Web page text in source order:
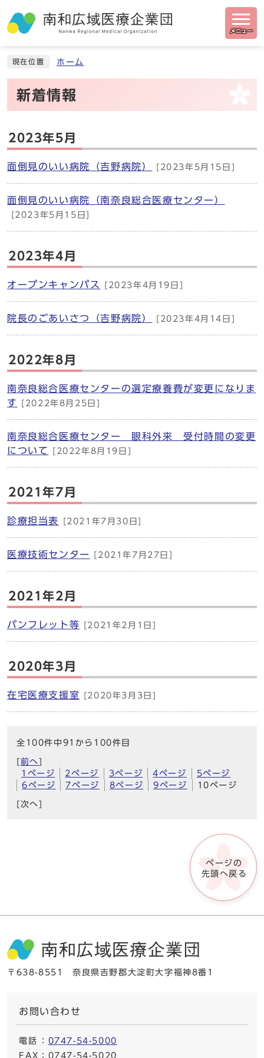
メニュー
現在位置 ホーム
新着情報
2023年5月
面倒見のいい病院（吉野病院） [2023年5月15日]
面倒見のいい病院（南奈良総合医療センター）
[2023年5月15日]
2023年4月
オープンキャンパス [2023年4月19日]
院長のごあいさつ（吉野病院） [2023年4月14日]
2022年8月
南奈良総合医療センターの選定療養費が変更になりま
す
[2022年8月25日]
南奈良総合医療センター 眼科外来 受付時間の変更
について
[2022年8月19日]
2021年7月
診療担当表 [2021年7月30日]
医療技術センター [2021年7月27日]
2021年2月
パンフレット等 [2021年2月1日]
2020年3月
在宅医療支援室 [2020年3月3日]
全100件中91から100件目
前へ
1ページ
2ページ 3ページ 4ページ
5ページ
6ページ
7ページ 8ページ 9ページ 10ページ
[次へ]
ページの
先頭へ戻る
〒638-8551 奈良県吉野郡大淀町大字福神8番1
お問い合わせ
電話 ： 0747-54-5000
FAX ：0747-54-5020